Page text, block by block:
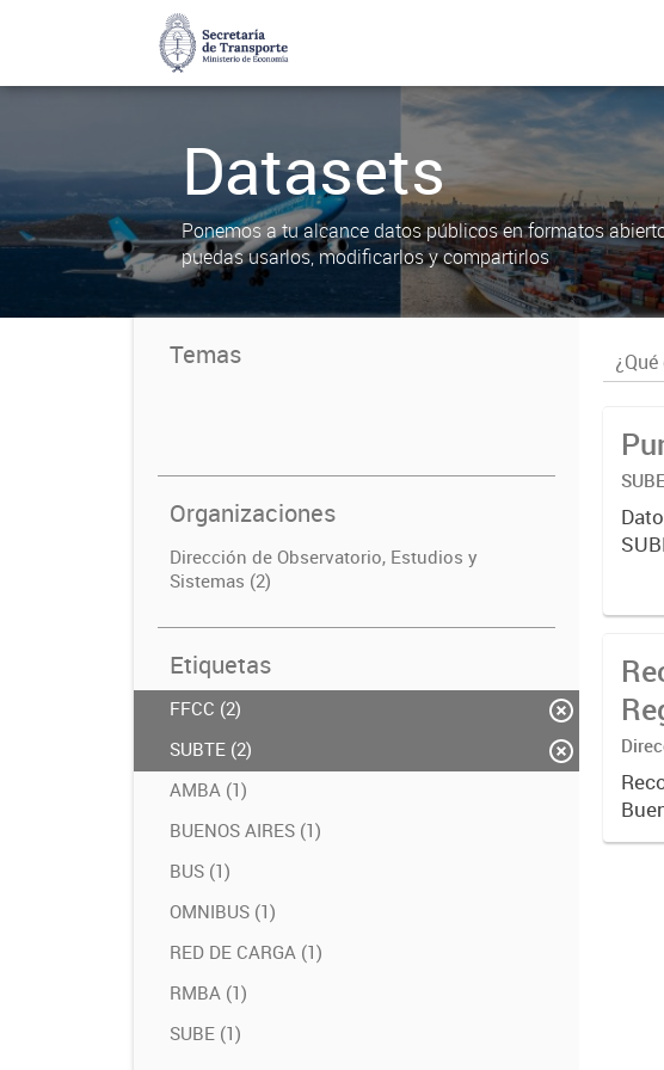
Datasets
Ponemos a tu alcance datos públicos en formatos
puedas usarlos, modificarlos y compartirlos
Temas
Organizaciones
Dirección de Observatorio, Estudios y
Sistemas (2)
Etiquetas
FFCC (2)
SUBTE (2)
AMBA (1)
BUENOS AIRES (1)
BUS (1)
OMNIBUS (1)
RED DE CARGA (1)
RMBA (1)
SUBE (1)